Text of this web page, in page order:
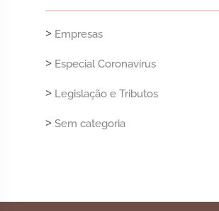
> Empresas
> Especial Coronavírus
> Legislação e Tributos
> Sem categoria